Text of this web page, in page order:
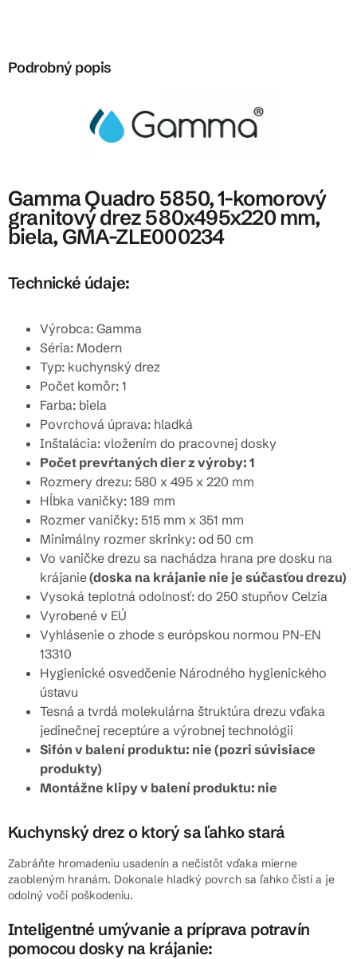
Podrobný popis
Gamma Quadro 5850, 1-komorový
granitový drez 580x495x220 mm,
biela, GMA-ZLE000234
Technické údaje:
Výrobca: Gamma
Séria: Modern
Typ: kuchynský drez
Počet komôr: 1
Farba: biela
Povrchová úprava: hladká
Inštalácia: vložením do pracovnej dosky
Počet prevŕtaných dier z výroby: 1
Rozmery drezu: 580 x 495 x 220 mm
Hĺbka vaničky: 189 mm
Rozmer vaničky: 515 mm x 351 mm
Minimálny rozmer skrinky: od 50 cm
Vo vaničke drezu sa nachádza hrana pre dosku na
krájanie(doska na krájanie nie je súčasťou drezu)
Vysoká teplotná odolnosť: do 250 stupňov Celzia
Vyrobené v EÚ
Vyhlásenie o zhode s európskou normou PN-EN
13310
Hygienické osvedčenie Národného hygienického
ústavu
Tesná a tvrdá molekulárna štruktúra drezu vďaka
jedinečnej receptúre a výrobnej technológii
Sifón v balení produktu: nie (pozri súvisiace
produkty)
Montážne klipy v balení produktu: nie
Kuchynský drez o ktorý sa ľahko stará
Zabráňte hromadeniu usadenín a nečistôt vďaka mierne
zaobleným hranám. Dokonale hladký povrch sa ľahko čistí a je
odolný voči poškodeniu.
Inteligentné umývanie a príprava potravín
pomocou dosky na krájanie: